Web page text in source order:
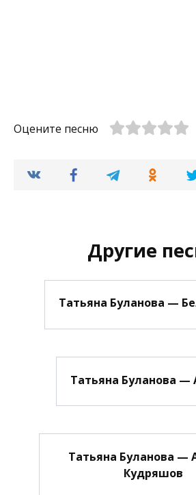
Оцените песню
Другие
Татьяна Буланова —
Татьяна Буланова —
Татьяна Буланова —
Кудряшов